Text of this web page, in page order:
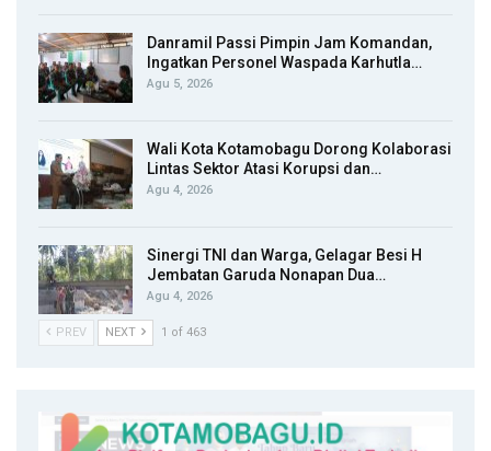
Danramil Passi Pimpin Jam Komandan,
Ingatkan Personel Waspada Karhutla…
Agu 5, 2026
Wali Kota Kotamobagu Dorong Kolaborasi
Lintas Sektor Atasi Korupsi dan…
Agu 4, 2026
Sinergi TNI dan Warga, Gelagar Besi H
Jembatan Garuda Nonapan Dua…
Agu 4, 2026
PREV NEXT 1 of 463